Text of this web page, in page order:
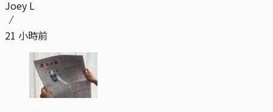
Joey L
21 小時前